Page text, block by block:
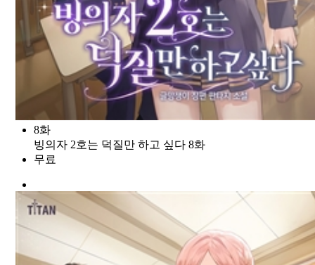
8화
빙의자 2호는 덕질만 하고 싶다 8화
무료